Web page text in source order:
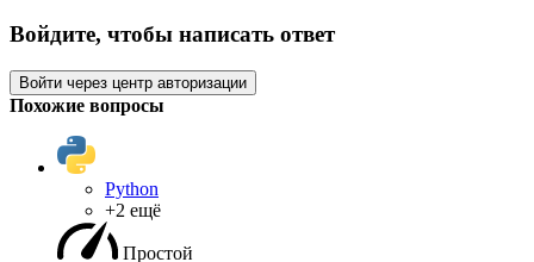
Войдите, чтобы написать ответ
Войти через центр авторизации
Похожие вопросы
Python
+2 ещё
Простой